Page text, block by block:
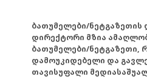
ბათუმელები/ნეტგაზეთის
დირექტორი მზია
ბათუმელები/ნეტგაზეთი,
დამოუკიდებელი და
თავისუფალი